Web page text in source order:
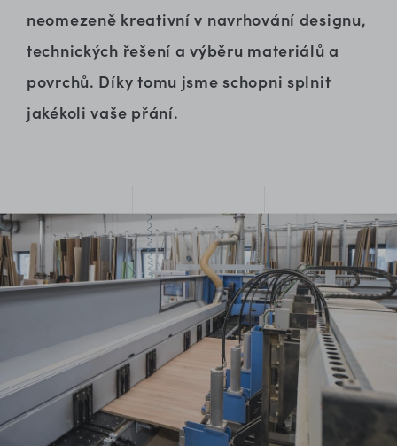
neomezeně kreativní v navrhování designu,
technických řešení a výběru materiálů a
povrchů. Díky tomu jsme schopni splnit
jakékoli vaše přání.